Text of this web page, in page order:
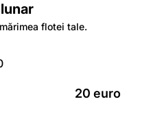
flotei tale.
20 euro